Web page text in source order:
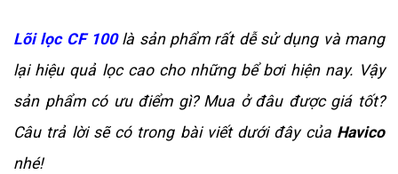
Lõi lọc CF 100là sản phẩm rất dễ sử dụng và mang
lại hiệu quả lọc cao cho những bể bơi hiện nay. Vậy
sản phẩm có ưu điểm gì? Mua ở đâu được giá tốt?
Câu trả lời sẽ có trong bài viết dưới đây của Havico
nhé!